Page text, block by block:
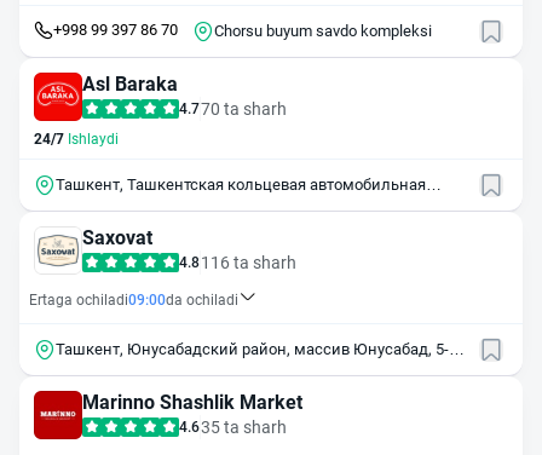
+998 99 397 86 70 Chorsu buyum savdo kompleksi
Asl Baraka
4.770 ta sharh
24/7 Ishlaydi
Ташкент, Ташкентская кольцевая автомобильная
Saxovat
4.8116 ta sharh
Ertaga ochiladi09:00da ochiladi
Ташкент, Юнусабадский район, массив Юнусабад, 5-й
Marinno Shashlik Market
4.635 ta sharh